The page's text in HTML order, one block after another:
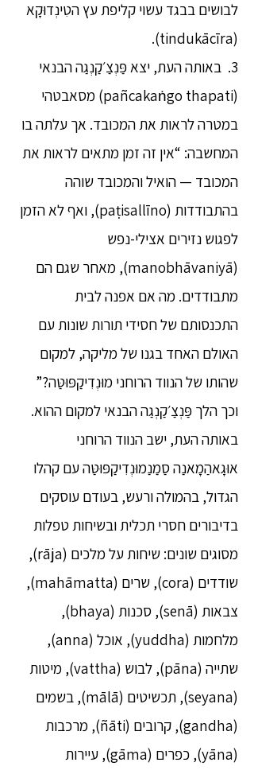
לבושים בבגד עשוי קליפת עץ הטִינְדוּקָא
(tindukācīra).
3. באותה העת, יצא פַּנְצַ׳קַנְגַה הבנאי
(pañcakaṅgo thapati) מסאבטהי
במטרה לראות את המכובד. אך עלתה בו
המחשבה: “אין זה זמן מתאים לראות את
המכובד — הואיל והמכובד שוהה
בהתבודדות (paṭisallīno), ואף לא הזמן
לפגוש נזירים אצילי-נפש
(manobhāvaniyā), מאחר שגם הם
מתבודדים. מה אם אפנה לבית
התכנסותם של חסידי תורות שונות עם
האולם האחד בגנו של מליקה, למקום
שהותו של הנווד הרוחני מוּנְדִיקַפּוּטַּה?”
וכך הלך פַּנְצַ׳קַנְגַה הבנאי למקום ההוא.
באותה העת, ישב הנווד הרוחני
אוּגָאהַמָאנַה סַמַנַמוּנְדִיקַפּוּטַּה עם קהלו
הגדול, בהמולה ורעש, בעודם עוסקים
בדיבורים חסרי תכלית ובשיחות טפלות
מסוגים שונים: שיחות על מלכים (rāja),
שודדים (cora), שרים (mahāmatta),
צבאות (senā), סכנות (bhaya),
מלחמות (yuddha), אוכל (anna),
שתייה (pāna), לבוש (vattha), מיטות
(seyana), תכשיטים (mālā), בשמים
(gandha), קרובים (ñāti), מרכבות
(yāna), כפרים (gāma), עיירות